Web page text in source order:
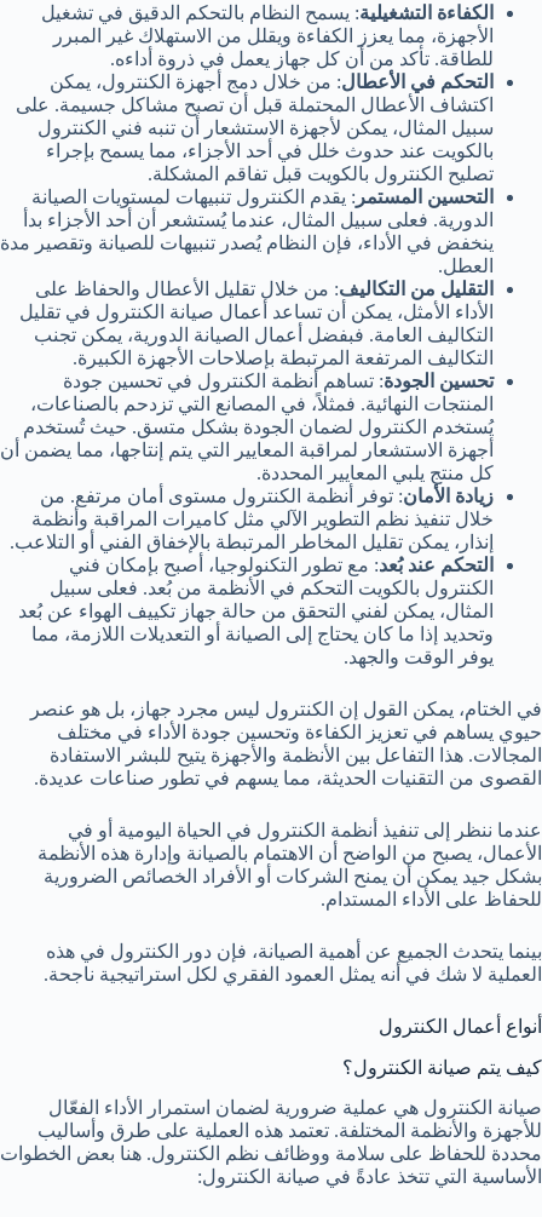
الكفاءة التشغيلية: يسمح النظام بالتحكم الدقيق في تشغيل
الأجهزة، مما يعزز الكفاءة ويقلل من الاستهلاك غير المبرر
للطاقة. تأكد من أن كل جهاز يعمل في ذروة أداءه.
التحكم في الأعطال: من خلال دمج أجهزة الكنترول، يمكن
اكتشاف الأعطال المحتملة قبل أن تصبح مشاكل جسيمة. على
سبيل المثال، يمكن لأجهزة الاستشعار أن تنبه فني الكنترول
بالكويت عند حدوث خلل في أحد الأجزاء، مما يسمح بإجراء
تصليح الكنترول بالكويت قبل تفاقم المشكلة.
التحسين المستمر : يقدم الكنترول تنبيهات لمستويات الصيانة
الدورية. فعلى سبيل المثال، عندما يُستشعر أن أحد الأجزاء بدأ
ينخفض في الأداء، فإن النظام يُصدر تنبيهات للصيانة وتقصير مدة
العطل.
التقليل من التكاليف: من خلال تقليل الأعطال والحفاظ على
الأداء الأمثل، يمكن أن تساعد أعمال صيانة الكنترول في تقليل
التكاليف العامة. فبفضل أعمال الصيانة الدورية، يمكن تجنب
التكاليف المرتفعة المرتبطة بإصلاحات الأجهزة الكبيرة.
تحسين الجودة: تساهم أنظمة الكنترول في تحسين جودة
المنتجات النهائية. فمثلاً، في المصانع التي تزدحم بالصناعات،
يُستخدم الكنترول لضمان الجودة بشكل متسق. حيث تُستخدم
أجهزة الاستشعار لمراقبة المعايير التي يتم إنتاجها، مما يضمن أن
كل منتج يلبي المعايير المحددة.
زيادة الأمان: توفر أنظمة الكنترول مستوى أمان مرتفع. من
خلال تنفيذ نظم التطوير الآلي مثل كاميرات المراقبة وأنظمة
إنذار، يمكن تقليل المخاطر المرتبطة بالإخفاق الفني أو التلاعب.
التحكم عند بُعد: مع تطور التكنولوجيا، أصبح بإمكان فني
الكنترول بالكويت التحكم في الأنظمة من بُعد. فعلى سبيل
المثال، يمكن لفني التحقق من حالة جهاز تكييف الهواء عن بُعد
وتحديد إذا ما كان يحتاج إلى الصيانة أو التعديلات اللازمة، مما
يوفر الوقت والجهد.
في الختام، يمكن القول إن الكنترول ليس مجرد جهاز، بل هو عنصر
حيوي يساهم في تعزيز الكفاءة وتحسين جودة الأداء في مختلف
المجالات. هذا التفاعل بين الأنظمة والأجهزة يتيح للبشر الاستفادة
القصوى من التقنيات الحديثة، مما يسهم في تطور صناعات عديدة.
عندما ننظر إلى تنفيذ أنظمة الكنترول في الحياة اليومية أو في
الأعمال، يصبح من الواضح أن الاهتمام بالصيانة وإدارة هذه الأنظمة
بشكل جيد يمكن أن يمنح الشركات أو الأفراد الخصائص الضرورية
للحفاظ على الأداء المستدام.
بينما يتحدث الجميع عن أهمية الصيانة، فإن دور الكنترول في هذه
العملية لا شك في أنه يمثل العمود الفقري لكل استراتيجية ناجحة.
أنواع أعمال الكنترول
كيف يتم صيانة الكنترول؟
صيانة الكنترول هي عملية ضرورية لضمان استمرار الأداء الفعّال
للأجهزة والأنظمة المختلفة. تعتمد هذه العملية على طرق وأساليب
محددة للحفاظ على سلامة ووظائف نظم الكنترول. هنا بعض الخطوات
الأساسية التي تتخذ عادةً في صيانة الكنترول: